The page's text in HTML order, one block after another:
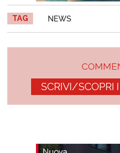
TAG NEWS
SCRIVI/SCOPRI